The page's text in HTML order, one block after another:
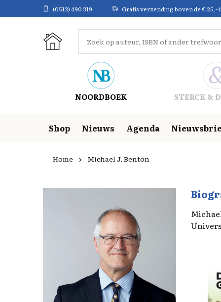
(0513) 490 319 Gratis verzending boven de € 25,-
NOORDBOEK STERCK &
Shop Nieuws Agenda
Home Michael J. Benton